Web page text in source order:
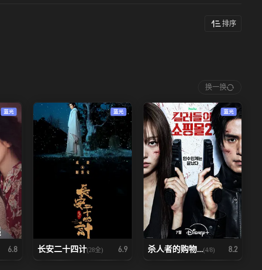
排序
换一换
蓝光
6.8
蓝光
长安二十四计(28全) 6.9
蓝光
杀人者的购物...(4/8) 8.2